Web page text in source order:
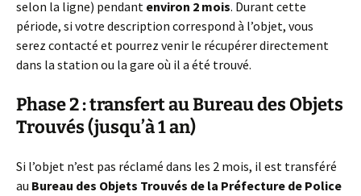
selon la ligne) pendant environ 2 mois. Durant cette
période, si votre description correspond à l’objet, vous
serez contacté et pourrez venir le récupérer directement
dans la station ou la gare où il a été trouvé.
Phase 2 : transfert au Bureau des Objets
Trouvés (jusqu’à 1 an)
Si l’objet n’est pas réclamé dans les 2 mois, il est transféré
au Bureau des Objets Trouvés de la Préfecture de Police